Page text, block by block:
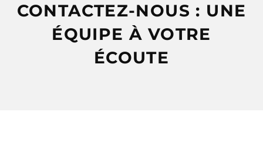
CONTACTEZ-NOUS : UNE
ÉQUIPE À VOTRE
ÉCOUTE